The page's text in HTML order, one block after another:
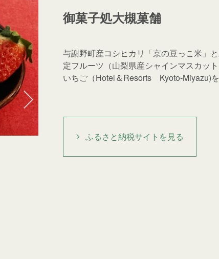
御菓子処大槻菓舗
与謝野町産コシヒカリ「京の豆っこ米」
定フルーツ（山梨県産シャインマスカッ
いちご（Hotel＆Resorts Kyoto-Miyazu)を
ふるさと納税サイトを見る